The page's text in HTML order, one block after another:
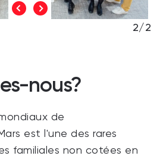
2/2
nous?
de
est l'une des rares
familiales non cotées en